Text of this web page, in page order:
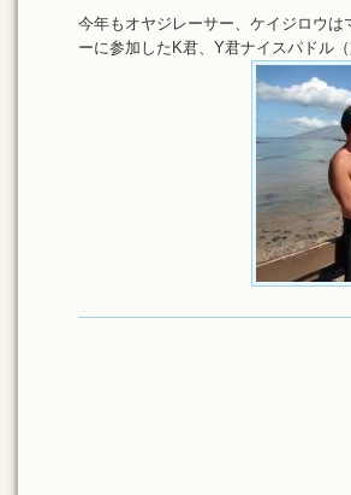
今年もオヤジレーサー、ケイジロウ
ーに参加したK君、Y君ナイスパドル（